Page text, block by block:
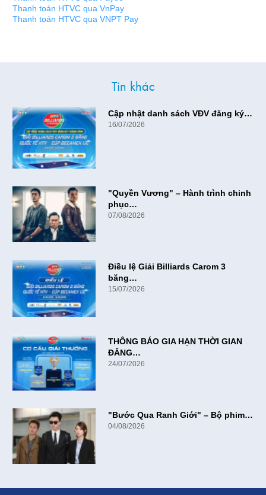
Thanh toán HTVC qua VnPay
Thanh toán HTVC qua VNPT Pay
Tin khác
Cập nhật danh sách VĐV đăng ký…
16/07/2026
"Quyền Vương" – Hành trình chinh
phục…
07/08/2026
Điều lệ Giải Billiards Carom 3
băng…
15/07/2026
THÔNG BÁO GIA HẠN THỜI GIAN
ĐĂNG…
24/07/2026
"Bước Qua Ranh Giới" – Bộ phim…
04/08/2026